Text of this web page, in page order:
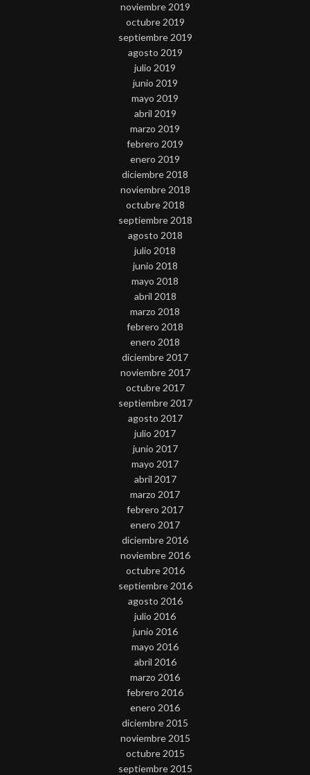
noviembre 2019
octubre 2019
septiembre 2019
agosto 2019
julio 2019
junio 2019
mayo 2019
abril 2019
marzo 2019
febrero 2019
enero 2019
diciembre 2018
noviembre 2018
octubre 2018
septiembre 2018
agosto 2018
julio 2018
junio 2018
mayo 2018
abril 2018
marzo 2018
febrero 2018
enero 2018
diciembre 2017
noviembre 2017
octubre 2017
septiembre 2017
agosto 2017
julio 2017
junio 2017
mayo 2017
abril 2017
marzo 2017
febrero 2017
enero 2017
diciembre 2016
noviembre 2016
octubre 2016
septiembre 2016
agosto 2016
julio 2016
junio 2016
mayo 2016
abril 2016
marzo 2016
febrero 2016
enero 2016
diciembre 2015
noviembre 2015
octubre 2015
septiembre 2015